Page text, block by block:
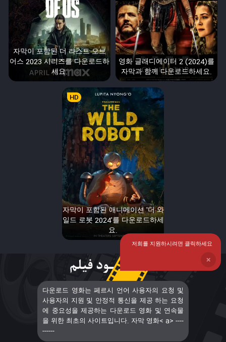
자막이 포함된 더 라스트 오브
어스 2023 시리즈를 다운로드하
세요.
영화 글래디에이터 2 (2024)를
자막과 함께 다운로드하세요.
자막이 포함된 애니메이션 '더 와
일드 로봇 2024'를 다운로드하세
요.
HD
다운로드 영화는 페르시 언어 사용자의 요청 및
사용자의 지원 및 안정적 통신을 제공 하는 요청
에 중요성을 제공하는 다운로드 영화 및 연속물
을 위한 최초의 사이트입니다. 자막 영화< a> ----
------
저희를 지원하시려면 클릭하세요
❌